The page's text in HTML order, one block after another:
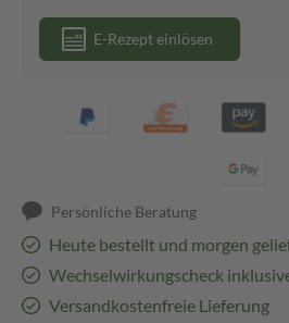
E-Rezept einlösen
Persönliche Beratung
Heute bestellt und morgen
Wechselwirkungscheck
Versandkostenfreie Lieferung